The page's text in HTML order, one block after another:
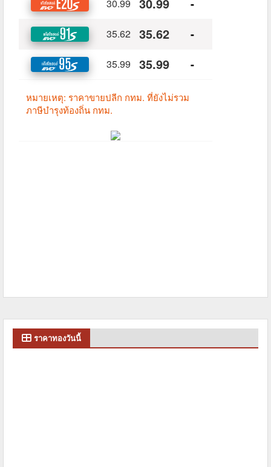
ราคาทองวันนี้